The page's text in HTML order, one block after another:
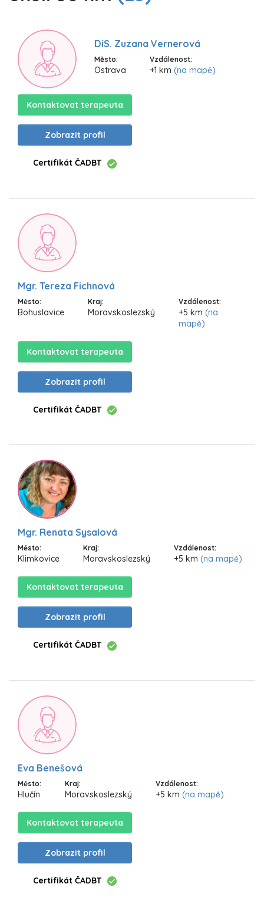
DiS. Zuzana Vernerová
Město:
Ostrava
Vzdálenost:
+1 km (na mapě)
Kontaktovat terapeuta
Zobrazit profil
Certifikát ČADBT
Mgr. Tereza Fichnová
Město:
Bohuslavice
Kraj:
Moravskoslezský
Vzdálenost:
+5 km (na
mapě)
Kontaktovat terapeuta
Zobrazit profil
Certifikát ČADBT
Mgr. Renata Sysalová
Město:
Klimkovice
Kraj:
Moravskoslezský
Vzdálenost:
+5 km (na mapě)
Kontaktovat terapeuta
Zobrazit profil
Certifikát ČADBT
Eva Benešová
Město:
Hlučín
Kraj:
Moravskoslezský
Vzdálenost:
+5 km (na mapě)
Kontaktovat terapeuta
Zobrazit profil
Certifikát ČADBT